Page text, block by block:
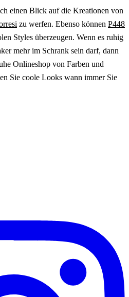
einen Blick auf die Kreationen von
zu werfen. Ebenso können P448
Styles überzeugen. Wenn es ruhig
mehr im Schrank sein darf, dann
Onlineshop von Farben und
Sie coole Looks wann immer Sie